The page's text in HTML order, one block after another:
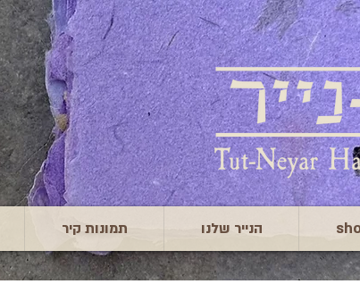
הנייר שלנו תמונות קיר